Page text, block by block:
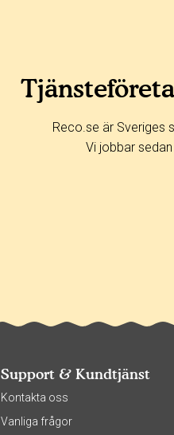
Reco.se är Sveriges
Vi jobbar
Support & Kundtjänst
Kontakta oss
Vanliga frågor